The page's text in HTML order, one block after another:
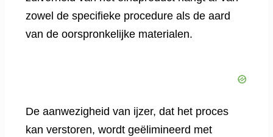
zowel de specifieke procedure als de aard
van de oorspronkelijke materialen.
De aanwezigheid van ijzer, dat het proces
kan verstoren, wordt geëlimineerd met